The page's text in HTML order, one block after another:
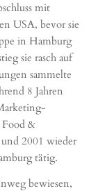
mit
USA, bevor sie
in Hamburg
sie rasch auf
sammelte
8 Jahren
&
2001 wieder
tätig.
bewiesen,